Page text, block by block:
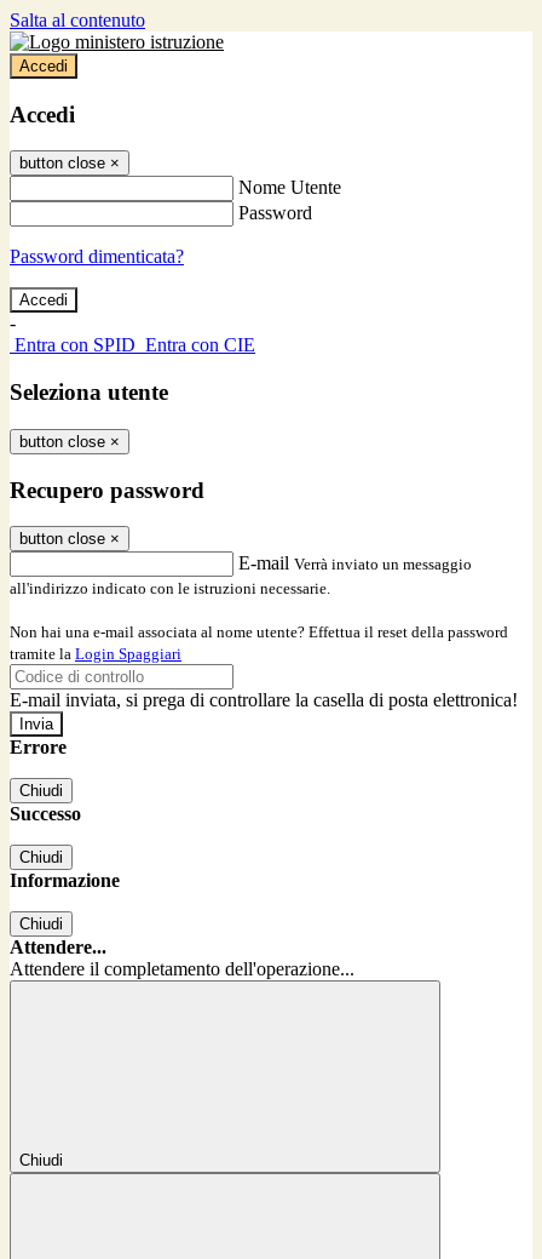
Salta al contenuto
Accedi
Accedi
button close ×
Nome Utente
Password
Password dimenticata?
-
Entra con SPID Entra con CIE
Seleziona utente
button close ×
Recupero password
button close ×
E-mail Verrà inviato un messaggio
all'indirizzo indicato con le istruzioni necessarie.
Non hai una e-mail associata al nome utente? Effettua il reset della password
tramite la Login Spaggiari
E-mail inviata, si prega di controllare la casella di posta elettronica!
Errore
Chiudi
Successo
Chiudi
Informazione
Chiudi
Attendere...
Attendere il completamento dell'operazione...
Chiudi